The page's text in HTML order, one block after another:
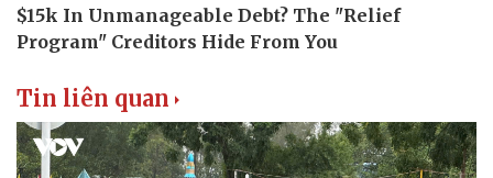
Tin liên quan